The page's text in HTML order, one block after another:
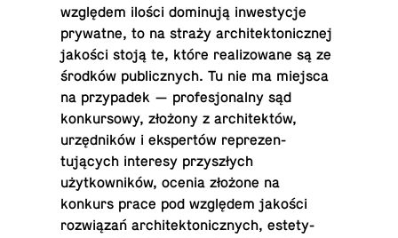
względem ilości dominują in­west­y­cje
pry­watne, to na straży ar­chitek­ton­icznej
jakości stoją te, które re­al­i­zowane są ze
środków pub­licznych. Tu nie ma miejsca
na przy­padek — pro­fesjon­alny sąd
konkur­sowy, złożony z ar­chitektów,
urzędników i ekspertów reprezen­
tujących in­teresy przyszłych
użytkowników, ocenia złożone na
konkurs prace pod względem jakości
rozwiązań ar­chitek­ton­icznych, es­te­ty­